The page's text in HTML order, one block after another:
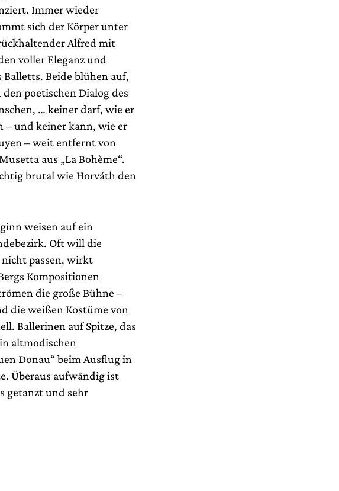
Immer wieder
sich der Körper unter
Alfred mit
voller Eleganz und
Balletts. Beide blühen auf,
poetischen Dialog des
… keiner darf, wie er
und keiner kann, wie er
– weit entfernt von
aus „La Bohème“.
brutal wie Horváth den
weisen auf ein
Oft will die
nicht passen, wirkt
Kompositionen
die große Bühne –
die weißen Kostüme von
Ballerinen auf Spitze, das
altmodischen
Donau“ beim Ausflug in
Überaus aufwändig ist
getanzt und sehr